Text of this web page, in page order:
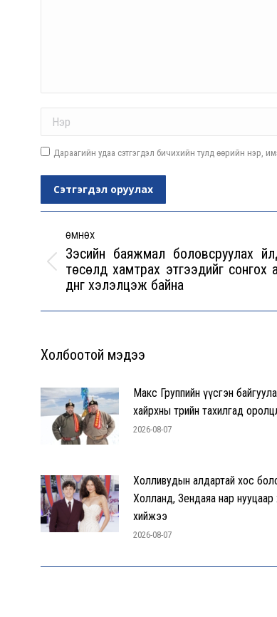
Дараагийн удаа сэтгэгдэл бичихийн тулд өөрийн нэр,
Сэтгэгдэл оруулах
navigation
ӨМНӨХ
Previous
post:
Зэсийн баяжмал боловсруулах
төсөлд хамтрах этгээдийг сонгох
дүнг хэлэлцэж байна
Холбоотой мэдээ
Макс Группийн үүсгэн
хайрхны төрийн тахилгад
2026-08-07
Холливудын алдартай хос
Холланд, Зендаяа нар нууцаар
хийжээ
2026-08-07